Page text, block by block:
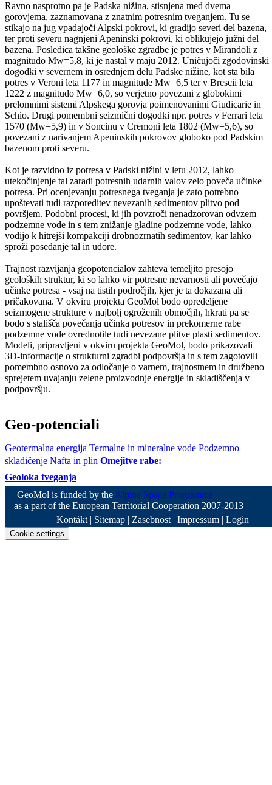
Ravno nasprotno pa je Padska nižina, stisnjena med dvema
gorovjema, zaznamovana z znatnim potresnim tveganjem. Tu se
stikajo na jug vpadajoči Alpski pokrovi, ki gradijo severi del bazena,
ter proti severu nagnjeni Apeninski pokrovi, ki oblikujejo južni del
bazena. Posledica takšne geološke zgradbe je potres v Mirandoli z
magnitudo Mw=5,8, ki je nastal v maju 2012. Uničujoči zgodovinski
dogodki v severnem in osrednjem delu Padske nižine, kot sta bila
potres v Veroni leta 1177 in magnitude Mw=6,5 ter v Brescii leta
1222 z magnitudo Mw=6,0, so verjetno povezani z globokimi
prelomnimi sistemi Alpskega gorovja poimenovanimi Giudicarie in
Schio. Drugi pomembni seizmični dogodki npr. potres v Ferrari leta
1570 (Mw=5,9) in v Soncinu v Cremoni leta 1802 (Mw=5,6), so
povezani z narivanjem Apeninskih pokrovov globoko pod Padskim
bazenom proti severu.
Kot je razvidno iz potresa v Padski nižini v letu 2012, lahko
utekočinjenje tal zaradi potresnih udarnih valov zelo poveča učinke
potresa. Pri ocenjevanju potresnega tveganja je zato potrebno
upoštevati tudi razporeditev nevezanih sedimentov plitvo pod
površjem. Podobni procesi, ki jih povzroči nenadzorovan odvzem
podzemne vode in s tem znižanje gladine podzemne vode, lahko
vodijo k hitrejši kompakciji drobnozrnatih sedimentov, kar lahko
sproži posedanje tal in udore.
Trajnost razvijanja geopotencialov zahteva temeljito presojo
geoloških struktur, ki so lahko vir potresne nevarnosti ali povečajo
učinke potresa - vsaj na tistih področjih, kjer je ta dokazana ali
pričakovana. V okviru projekta GeoMol bodo opredeljene
seizmogene strukture v najbolj ogroženih območjih, hkrati pa se
bodo s stališča povečanja učinka potresov in prekomerne rabe
podzemne vode ovrednotile tudi nevezane plitve plasti sedimentov.
Modeli, pripravljeni v okviru projekta GeoMol, bodo prikazovali
3D-informacije o strukturni zgradbi podpovršja in s tem zagotovili
pomembno osnovo za odločanje o varnem, trajnostnem in družbeno
sprejetem uvajanju zelene proizvodnje energije in skladiščenja v
podpovršju.
Geo-potenciali
Geotermalna energija Termalne in mineralne vode Podzemno
skladičenje Nafta in plin Omejitve rabe:
Geoloka tveganja
GeoMol is funded by theAlpine Space Programme
as a part of the European Territorial Cooperation 2007-2013
Kontákt| Sitemap | Zasebnost| Impressum | Login
Cookie settings